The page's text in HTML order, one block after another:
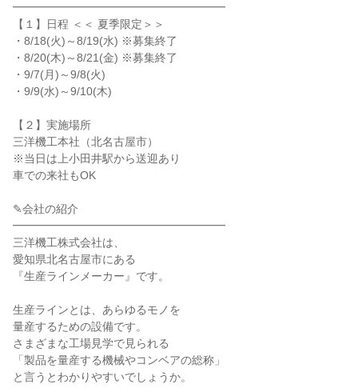
━━━━━━━━━━━━━━━━━━━
【１】日程 ＜＜ 夏季限定＞＞
・8/18(火)～8/19(水) ※募集終了
・8/20(木)～8/21(金) ※募集終了
・9/7(月)～9/8(火)
・9/9(水)～9/10(木)
【２】実施場所
三洋機工本社（北名古屋市）
※当日は上小田井駅から送迎あり
車での来社もOK
✎会社の紹介
━━━━━━━━━━━━━━━━━━━
三洋機工株式会社は、
愛知県北名古屋市にある
『生産ラインメーカー』です。
生産ラインとは、あらゆるモノを
量産するための設備です。
さまざまな工場見学で見られる
「製品を量産する機械やコンベアの総称」
と言うとわかりやすいでしょうか。